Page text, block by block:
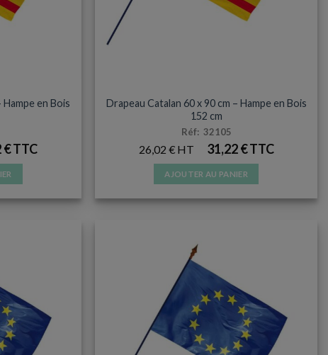
Hampe en Bois
€
Drapeau Catalan 60 x 90 cm – Hampe en Bois
152 cm
Réf: 32105
26,02 € 31,22€
AJOUTER AU PANIER